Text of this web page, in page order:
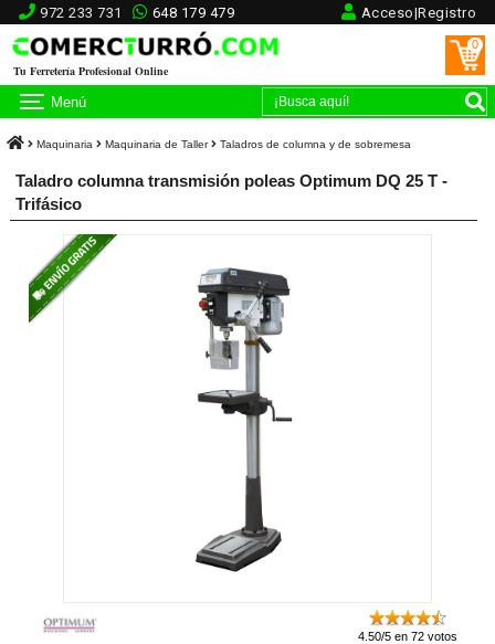
972 233 731 648 179 479 Acceso|Registro
Tu Ferretería Profesional Online
0
Menú
Maquinaria Maquinaria de Taller Taladros de columna y de sobremesa
Taladro columna transmisión poleas Optimum DQ 25 T -
Trifásico
4.50/5 en 72 votos